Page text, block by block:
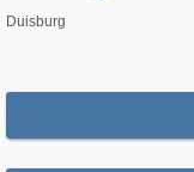
Duisburg